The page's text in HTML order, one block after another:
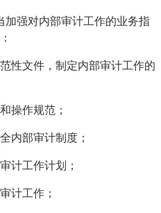
强对内部审计工作的业务指
性文件，制定内部审计工作的
操作规范；
内部审计制度；
计工作计划；
计工作；